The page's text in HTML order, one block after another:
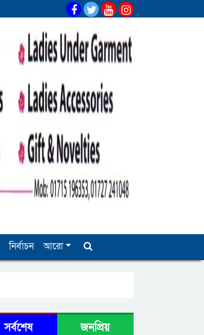
নির্বাচন আরো
সর্বশেষ জনপ্রিয়